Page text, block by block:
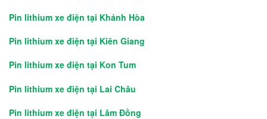
Pin lithium xe điện tại Khánh Hòa
Pin lithium xe điện tại Kiên Giang
Pin lithium xe điện tại Kon Tum
Pin lithium xe điện tại Lai Châu
Pin lithium xe điện tại Lâm Đồng